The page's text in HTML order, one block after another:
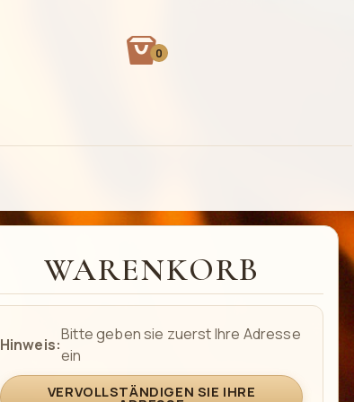
0
WARENKORB
Hinweis:
Bitte geben sie zuerst Ihre Adresse
ein
VERVOLLSTÄNDIGEN SIE IHRE